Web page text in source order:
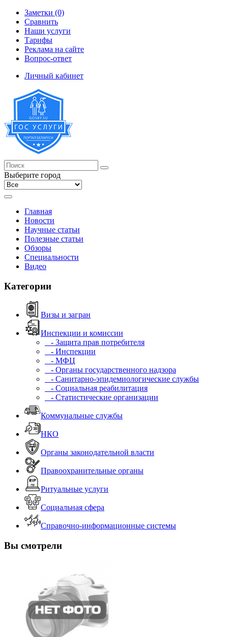
Заметки (0)
Сравнить
Наши услуги
Тарифы
Реклама на сайте
Вопрос-ответ
Личный кабинет
Выберите город
Главная
Новости
Научные статьи
Полезные статьи
Обзоры
Специальности
Видео
Категории
Визы и загран
Инспекции и комиссии
- Защита прав потребителя
- Инспекции
- МФЦ
- Органы государственного надзора
- Санитарно-эпидемиологические службы
- Социальная реабилитация
- Статистические организации
Коммунальные службы
НКО
Органы законодательной власти
Правоохранительные органы
Ритуальные услуги
Социальная сфера
Справочно-информационные системы
Вы смотрели